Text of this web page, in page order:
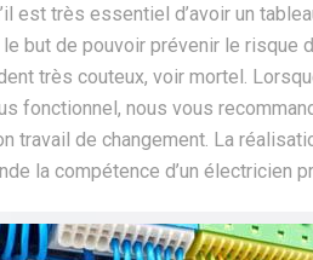
est très essentiel d’avoir un
but de pouvoir prévenir le risque
très couteux, voir mortel.
fonctionnel, nous vous
travail de changement. La
la compétence d’un électricien